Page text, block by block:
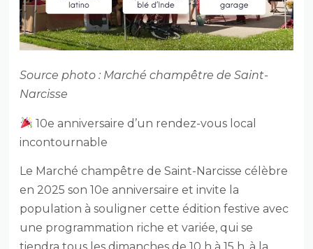
Source photo : Marché champêtre de Saint-
Narcisse
10e anniversaire d’un rendez-vous local
incontournable
Le Marché champêtre de Saint-Narcisse célèbre
en 2025 son 10e anniversaire et invite la
population à souligner cette édition festive avec
une programmation riche et variée, qui se